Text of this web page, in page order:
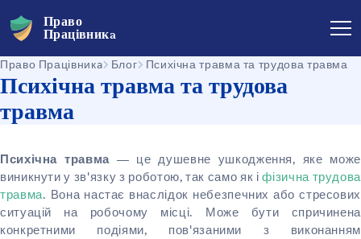
Право
Працівникa
Психічна травма та трудова
травма
Право Працівникa Блог Психічна травма та трудова травма
Психічна травма— це душевне ушкодження, яке може
виникнути у зв'язку з роботою, так само як іфізична трудова
травма. Вона настає внаслідок небезпечних або стресових
ситуацій на робочому місці. Може бути спричинена
конкретними подіями, пов'язаними з виконанням